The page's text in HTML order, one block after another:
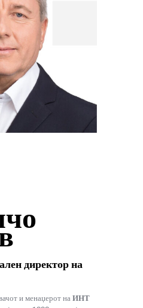
директор на
и менаџерот на ИНТ